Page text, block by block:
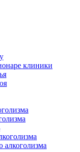
клиники
алкоголизма